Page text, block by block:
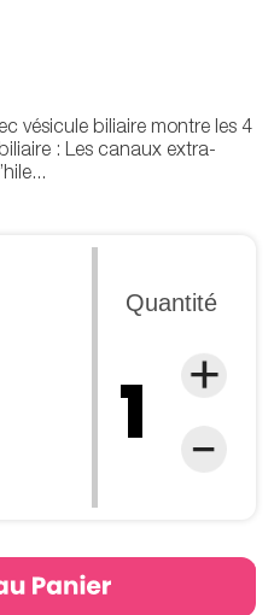
Quantité
vésicule biliaire montre les 4
: Les canaux extra-